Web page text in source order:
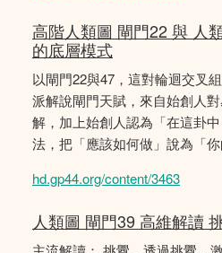
高階人類圖 閘門22 與 人
的底層模式
以閘門22與47，這對輪迴交叉
派解說閘門天賦，來自始創人
解，加上始創人認為「在這卦
法，把「應該如何做」說為「你
hd.gp44.org/content/3463
人類圖 閘門39 高維解讀